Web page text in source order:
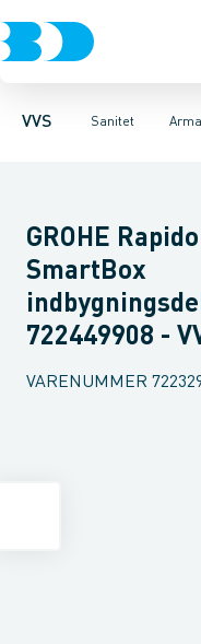
VVS Sanitet
Rør & fittings
Toiletter, sæder og
Køkken armaturer
GROHE Rapido
SmartBox
722449908 -
VARENUMMER